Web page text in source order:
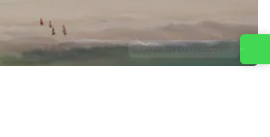
Contacta con nosotros